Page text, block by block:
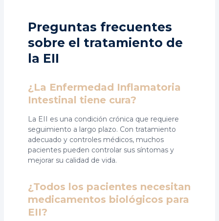
Preguntas frecuentes
sobre el tratamiento de
la EII
¿La Enfermedad Inflamatoria
Intestinal tiene cura?
La EII es una condición crónica que requiere
seguimiento a largo plazo. Con tratamiento
adecuado y controles médicos, muchos
pacientes pueden controlar sus síntomas y
mejorar su calidad de vida.
¿Todos los pacientes necesitan
medicamentos biológicos para
EII?